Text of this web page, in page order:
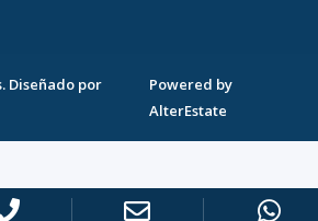
. Diseñado por
Powered by
AlterEstate